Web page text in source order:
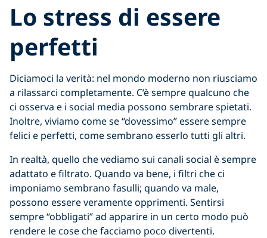
Lo stress di essere
perfetti
Diciamoci la verità: nel mondo moderno non riusciamo
a rilassarci completamente. C’è sempre qualcuno che
ci osserva e i social media possono sembrare spietati.
Inoltre, viviamo come se “dovessimo” essere sempre
felici e perfetti, come sembrano esserlo tutti gli altri.
In realtà, quello che vediamo sui canali social è sempre
adattato e filtrato. Quando va bene, i filtri che ci
imponiamo sembrano fasulli; quando va male,
possono essere veramente opprimenti. Sentirsi
sempre “obbligati” ad apparire in un certo modo può
rendere le cose che facciamo poco divertenti.